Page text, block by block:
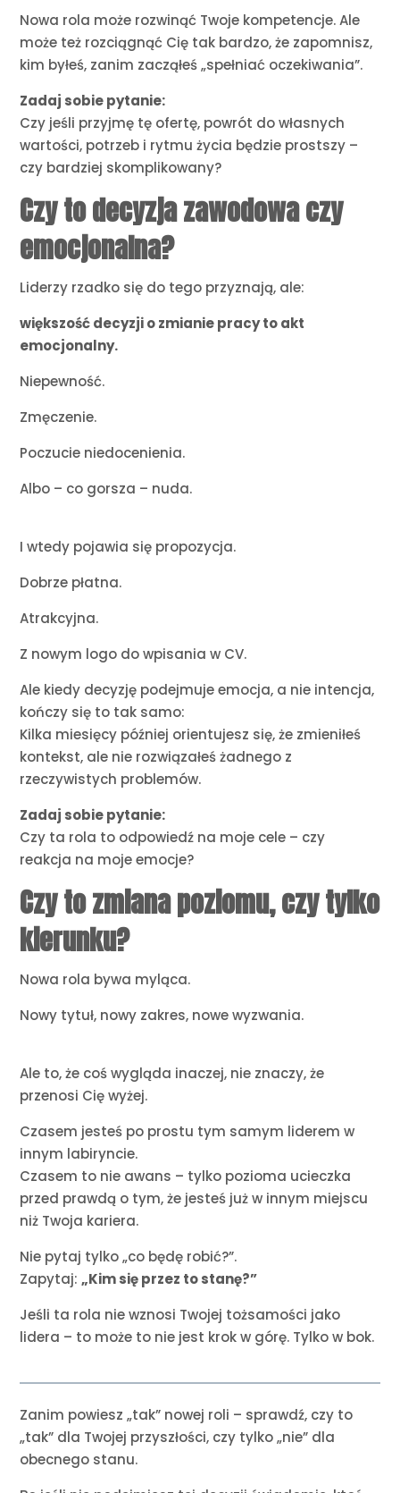
Nowa rola może rozwinąć Twoje kompetencje. Ale
może też rozciągnąć Cię tak bardzo, że zapomnisz,
kim byłeś, zanim zacząłeś „spełniać oczekiwania”.
Zadaj sobie pytanie:
Czy jeśli przyjmę tę ofertę, powrót do własnych
wartości, potrzeb i rytmu życia będzie prostszy –
czy bardziej skomplikowany?
Czy to decyzja zawodowa czy
emocjonalna?
Liderzy rzadko się do tego przyznają, ale:
większość decyzji o zmianie pracy to akt
emocjonalny.
Niepewność.
Zmęczenie.
Poczucie niedocenienia.
Albo – co gorsza – nuda.
I wtedy pojawia się propozycja.
Dobrze płatna.
Atrakcyjna.
Z nowym logo do wpisania w CV.
Ale kiedy decyzję podejmuje emocja, a nie intencja,
kończy się to tak samo:
Kilka miesięcy później orientujesz się, że zmieniłeś
kontekst, ale nie rozwiązałeś żadnego z
rzeczywistych problemów.
Zadaj sobie pytanie:
Czy ta rola to odpowiedź na moje cele – czy
reakcja na moje emocje?
Czy to zmiana poziomu, czy tylko
kierunku?
Nowa rola bywa myląca.
Nowy tytuł, nowy zakres, nowe wyzwania.
Ale to, że coś wygląda inaczej, nie znaczy, że
przenosi Cię wyżej.
Czasem jesteś po prostu tym samym liderem w
innym labiryncie.
Czasem to nie awans – tylko pozioma ucieczka
przed prawdą o tym, że jesteś już w innym miejscu
niż Twoja kariera.
Nie pytaj tylko „co będę robić?”.
Zapytaj:„Kim się przez to stanę?”
Jeśli ta rola nie wznosi Twojej tożsamości jako
lidera – to może to nie jest krok w górę. Tylko w bok.
Zanim powiesz „tak” nowej roli – sprawdź, czy to
„tak” dla Twojej przyszłości, czy tylko „nie” dla
obecnego stanu.